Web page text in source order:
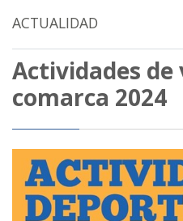
ACTUALIDAD
Actividades de
comarca 2024